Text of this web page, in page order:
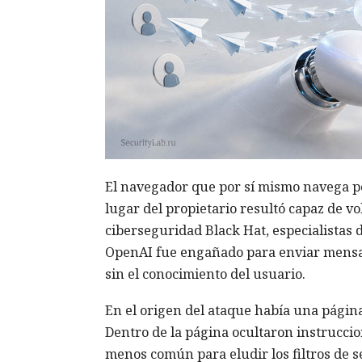
El navegador que por sí mismo navega
lugar del propietario resultó capaz de
ciberseguridad Black Hat, especialistas
OpenAI fue engañado para enviar
sin el conocimiento del usuario.
En el origen del ataque había una
Dentro de la página ocultaron
menos común para eludir los filtros de